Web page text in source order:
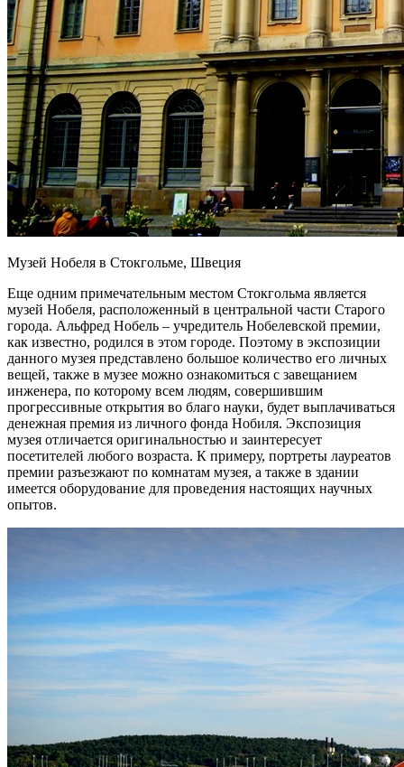
Музей Нобеля в Стокгольме, Швеция
Еще одним примечательным местом Стокгольма является
музей Нобеля, расположенный в центральной части Старого
города. Альфред Нобель – учредитель Нобелевской премии,
как известно, родился в этом городе. Поэтому в экспозиции
данного музея представлено большое количество его личных
вещей, также в музее можно ознакомиться с завещанием
инженера, по которому всем людям, совершившим
прогрессивные открытия во благо науки, будет выплачиваться
денежная премия из личного фонда Нобиля. Экспозиция
музея отличается оригинальностью и заинтересует
посетителей любого возраста. К примеру, портреты лауреатов
премии разъезжают по комнатам музея, а также в здании
имеется оборудование для проведения настоящих научных
опытов.